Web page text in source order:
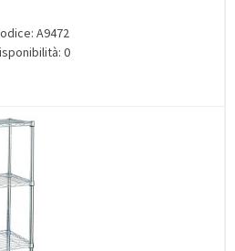
A9472
0